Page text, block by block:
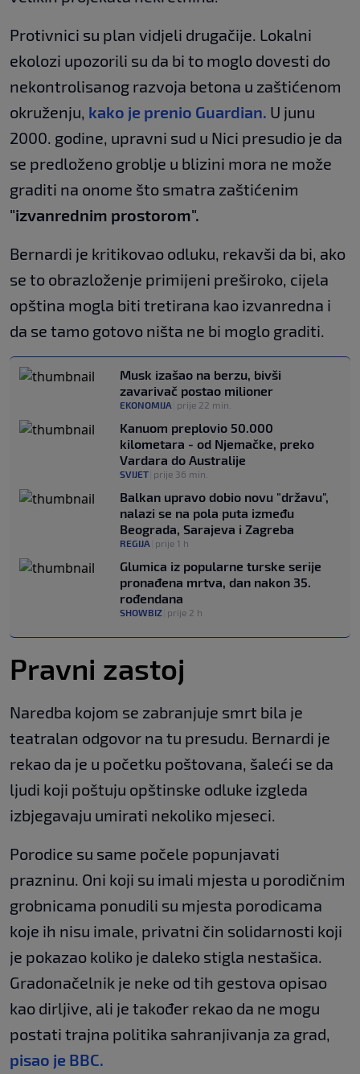
Protivnici su plan vidjeli drugačije. Lokalni
ekolozi upozorili su da bi to moglo dovesti do
nekontrolisanog razvoja betona u zaštićenom
okruženju, kako je prenio Guardian. U junu
2000. godine, upravni sud u Nici presudio je da
se predloženo groblje u blizini mora ne može
graditi na onome što smatra zaštićenim
"izvanrednim prostorom".
Bernardi je kritikovao odluku, rekavši da bi, ako
se to obrazloženje primijeni preširoko, cijela
opština mogla biti tretirana kao izvanredna i
da se tamo gotovo ništa ne bi moglo graditi.
Musk izašao na berzu, bivši
zavarivač postao milioner
EKONOMIJA prije 22 min.
Kanuom preplovio 50.000
kilometara - od Njemačke, preko
Vardara do Australije
SVIJET prije 36 min.
Balkan upravo dobio novu "državu",
nalazi se na pola puta između
Beograda, Sarajeva i Zagreba
REGIJA prije 1 h
Glumica iz popularne turske serije
pronađena mrtva, dan nakon 35.
rođendana
SHOWBIZ prije 2 h
Pravni zastoj
Naredba kojom se zabranjuje smrt bila je
teatralan odgovor na tu presudu. Bernardi je
rekao da je u početku poštovana, šaleći se da
ljudi koji poštuju opštinske odluke izgleda
izbjegavaju umirati nekoliko mjeseci.
Porodice su same počele popunjavati
prazninu. Oni koji su imali mjesta u porodičnim
grobnicama ponudili su mjesta porodicama
koje ih nisu imale, privatni čin solidarnosti koji
je pokazao koliko je daleko stigla nestašica.
Gradonačelnik je neke od tih gestova opisao
kao dirljive, ali je također rekao da ne mogu
postati trajna politika sahranjivanja za grad,
pisao je BBC.